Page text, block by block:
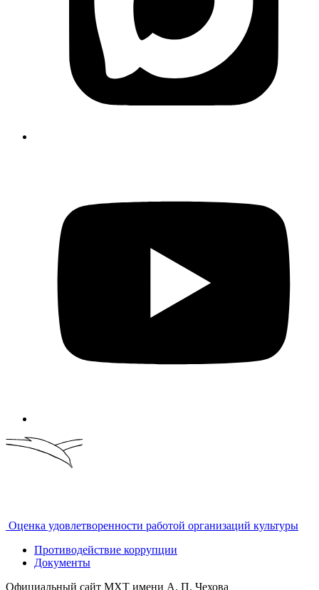
Оценка удовлетворенности работой организаций культуры
Противодействие коррупции
Документы
Официальный сайт МХТ имени А. П. Чехова